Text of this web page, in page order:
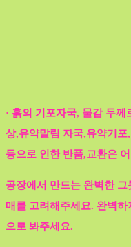
· 흙의 기포자국, 물감 두
상,유약말림 자국,유약기
등으로 인한 반품,교환은
공장에서 만드는 완벽한
매를 고려해주세요. 완벽
으로 봐주세요.